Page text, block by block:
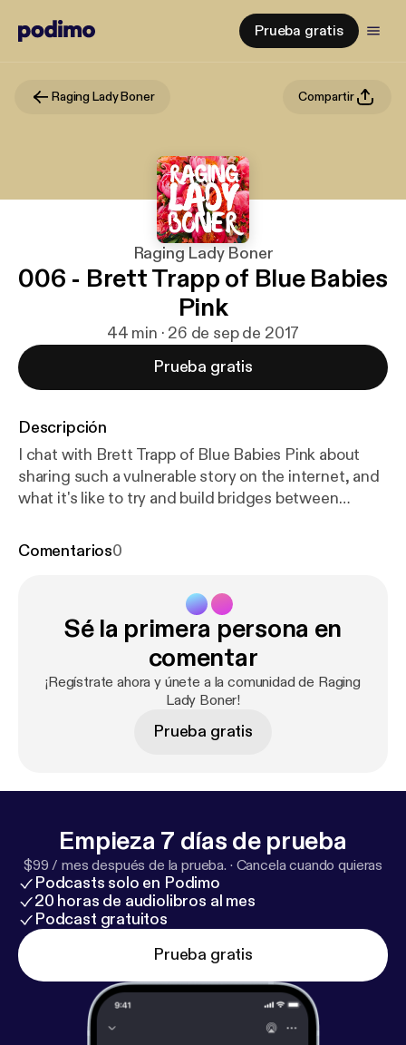
Prueba gratis
Raging Lady Boner Compartir
Raging Lady Boner
006 - Brett Trapp of Blue Babies
Pink
44 min · 26 de sep de 2017
Prueba gratis
Descripción
I chat with Brett Trapp of Blue Babies Pink about
sharing such a vulnerable story on the internet, and
what it's like to try and build bridges between
Brett's story at www.bluebabiespink.com or find him
Logo: Ben Farnham // www.benfarnham.com --- This
episode is sponsored by · Anchor: The easiest way
to make a podcast.https://anchor.fm/app
chor.fm/app]
Comentarios0
Sé la primera persona en
comentar
¡Regístrate ahora y únete a la comunidad de Raging
Lady Boner!
Prueba gratis
Empieza 7 días de prueba
$99 / mes después de la prueba. · Cancela cuando quieras
Podcasts solo en Podimo
20 horas de audiolibros al mes
Podcast gratuitos
Prueba gratis